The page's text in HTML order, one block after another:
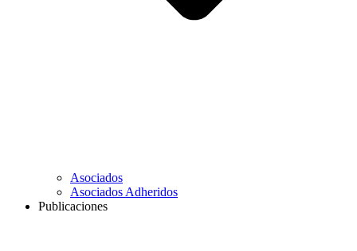
Asociados
Asociados Adheridos
Publicaciones